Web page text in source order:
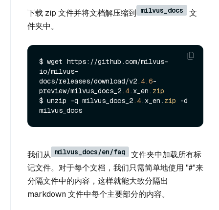
下载 zip 文件并将文档解压缩到 milvus_docs
文
件夹中。
$ wget https://github.com/milvus-
io/milvus-
docs/releases/download/v2.4.6-
preview/milvus_docs_2.4.x_en. zip
$ unzip -q milvus_docs_2.4.x_en. zip -d
我们从 milvus_docs/en/faq
文件夹中加载所有标
记文件。对于每个文档，我们只需简单地使用 "#"来
分隔文件中的内容，这样就能大致分隔出
markdown 文件中每个主要部分的内容。